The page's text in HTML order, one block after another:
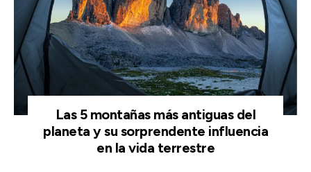
Las 5 montañas más antiguas del
planeta y su sorprendente influencia
en la vida terrestre